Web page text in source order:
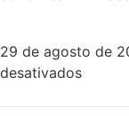
29 de agosto de
desativados